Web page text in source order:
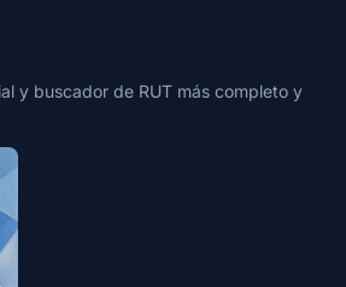
y buscador de RUT más completo y